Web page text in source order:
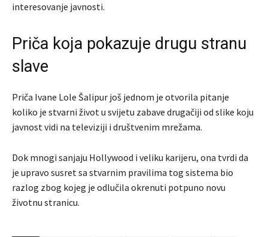
interesovanje javnosti.
Priča koja pokazuje drugu stranu
slave
Priča Ivane Lole Šalipur još jednom je otvorila pitanje
koliko je stvarni život u svijetu zabave drugačiji od slike koju
javnost vidi na televiziji i društvenim mrežama.
Dok mnogi sanjaju Hollywood i veliku karijeru, ona tvrdi da
je upravo susret sa stvarnim pravilima tog sistema bio
razlog zbog kojeg je odlučila okrenuti potpuno novu
životnu stranicu.